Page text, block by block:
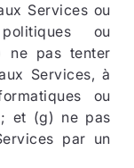
Services ou
ou
ne pas tenter
Services, à
ou
; et (g) ne pas
par un